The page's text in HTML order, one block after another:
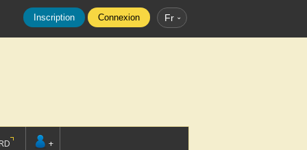
Inscription Connexion Fr
+